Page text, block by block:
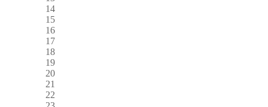
14
15
16
17
18
19
20
21
22